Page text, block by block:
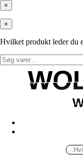
×
×
Hvilket produkt leder du
Søg
efter: